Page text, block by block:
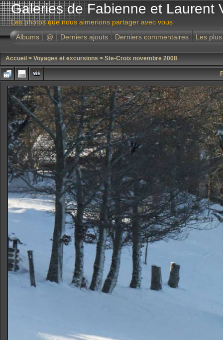
Galeries de Fabienne et Laurent
Les photos que nous aimerions partager avec vous
Albums
@ Derniers ajouts Derniers commentaires Les
Accueil > Voyages et excursions > Ste-Croix novembre 2008